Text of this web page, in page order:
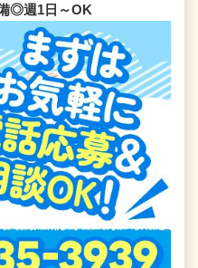
◎週1日～OK